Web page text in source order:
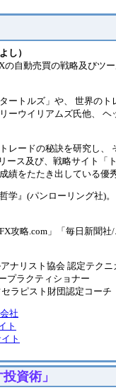
し）
の自動売買の戦略及びツ
ートルズ」や、 世界の
ーウイリアムズ氏他、
レードの秘訣を研究し、
リース及び、戦略サイト
績をたたき出している
学』(パンローリング社)
攻略.com」「毎日新聞
ナリスト協会 認定テク
プラクティショナー
ラピスト財団認定コーチ
社
ト
ト
資術」